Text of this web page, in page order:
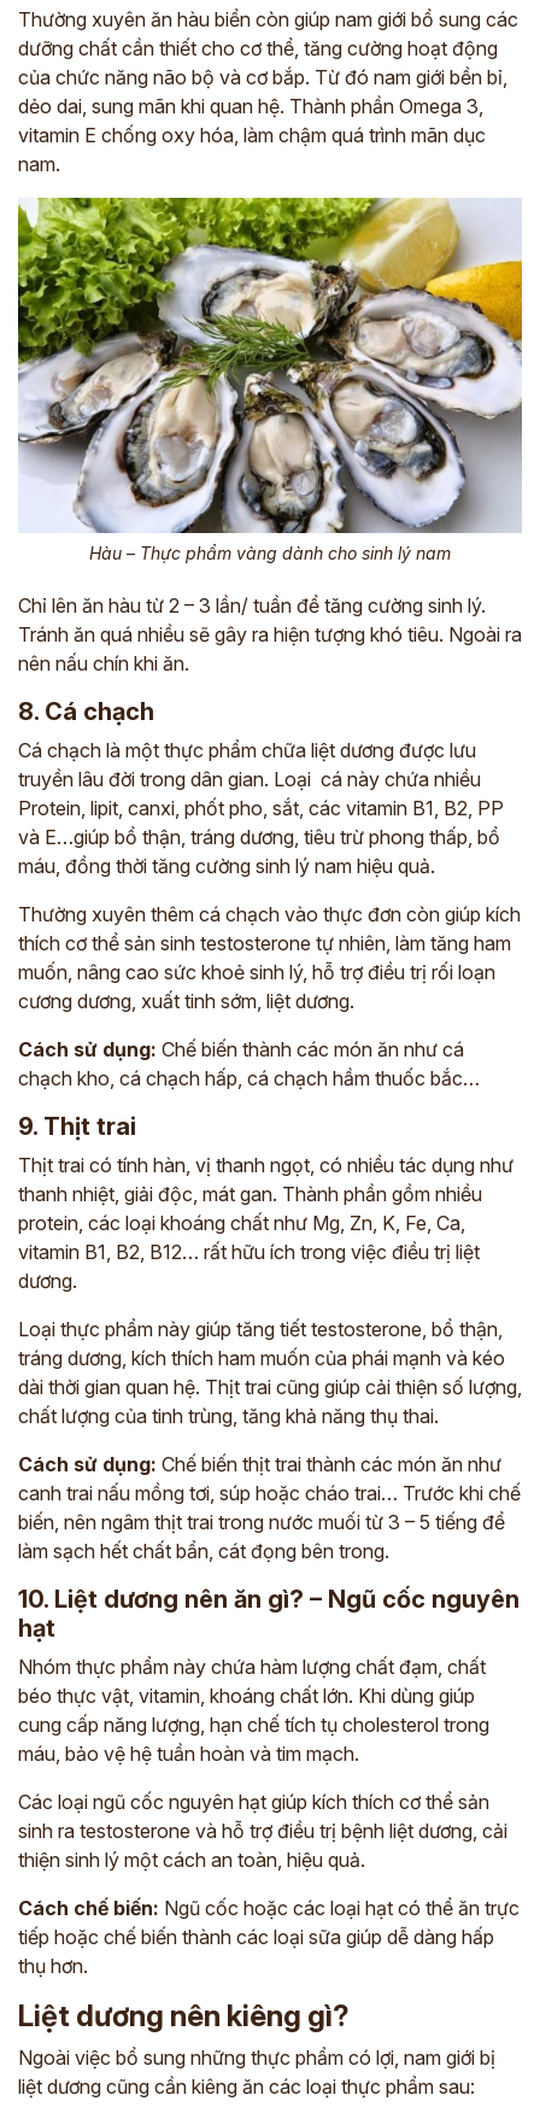
Thường xuyên ăn hàu biển còn giúp nam giới bổ sung các
dưỡng chất cần thiết cho cơ thể, tăng cường hoạt động
của chức năng não bộ và cơ bắp. Từ đó nam giới bền bỉ,
dẻo dai, sung mãn khi quan hệ. Thành phần Omega 3,
vitamin E chống oxy hóa, làm chậm quá trình mãn dục
nam.
Hàu – Thực phẩm vàng dành cho sinh lý nam
Chỉ lên ăn hàu từ 2 – 3 lần/ tuần để tăng cường sinh lý.
Tránh ăn quá nhiều sẽ gây ra hiện tượng khó tiêu. Ngoài ra
nên nấu chín khi ăn.
8. Cá chạch
Cá chạch là một thực phẩm chữa liệt dương được lưu
truyền lâu đời trong dân gian. Loại cá này chứa nhiều
Protein, lipit, canxi, phốt pho, sắt, các vitamin B1, B2, PP
và E…giúp bổ thận, tráng dương, tiêu trừ phong thấp, bổ
máu, đồng thời tăng cường sinh lý nam hiệu quả.
Thường xuyên thêm cá chạch vào thực đơn còn giúp kích
thích cơ thể sản sinh testosterone tự nhiên, làm tăng ham
muốn, nâng cao sức khoẻ sinh lý, hỗ trợ điều trị rối loạn
cương dương, xuất tinh sớm, liệt dương.
Cách sử dụng: Chế biến thành các món ăn như cá
chạch kho, cá chạch hấp, cá chạch hầm thuốc bắc…
9. Thịt trai
Thịt trai có tính hàn, vị thanh ngọt, có nhiều tác dụng như
thanh nhiệt, giải độc, mát gan. Thành phần gồm nhiều
protein, các loại khoáng chất như Mg, Zn, K, Fe, Ca,
vitamin B1, B2, B12… rất hữu ích trong việc điều trị liệt
dương.
Loại thực phẩm này giúp tăng tiết testosterone, bổ thận,
tráng dương, kích thích ham muốn của phái mạnh và kéo
dài thời gian quan hệ. Thịt trai cũng giúp cải thiện số lượng,
chất lượng của tinh trùng, tăng khả năng thụ thai.
Cách sử dụng: Chế biến thịt trai thành các món ăn như
canh trai nấu mồng tơi, súp hoặc cháo trai… Trước khi chế
biến, nên ngâm thịt trai trong nước muối từ 3 – 5 tiếng để
làm sạch hết chất bẩn, cát đọng bên trong.
10. Liệt dương nên ăn gì? – Ngũ cốc nguyên
hạt
Nhóm thực phẩm này chứa hàm lượng chất đạm, chất
béo thực vật, vitamin, khoáng chất lớn. Khi dùng giúp
cung cấp năng lượng, hạn chế tích tụ cholesterol trong
máu, bảo vệ hệ tuần hoàn và tim mạch.
Các loại ngũ cốc nguyên hạt giúp kích thích cơ thể sản
sinh ra testosterone và hỗ trợ điều trị bệnh liệt dương, cải
thiện sinh lý một cách an toàn, hiệu quả.
Cách chế biến: Ngũ cốc hoặc các loại hạt có thể ăn trực
tiếp hoặc chế biến thành các loại sữa giúp dễ dàng hấp
thụ hơn.
Liệt dương nên kiêng gì?
Ngoài việc bổ sung những thực phẩm có lợi, nam giới bị
liệt dương cũng cần kiêng ăn các loại thực phẩm sau:
*
ĐĂNG KÝ TƯ VẤN »
Thông tin của bạn được bảo mật và chỉ sử dụng cho mục đích tư vấn.